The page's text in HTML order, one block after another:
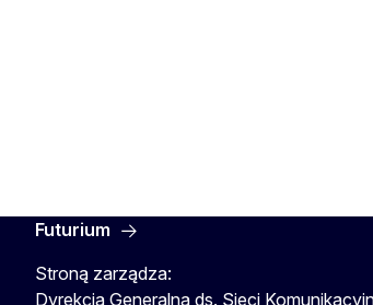
Futurium
Stroną zarządza:
Dyrekcja Generalna ds. Sieci